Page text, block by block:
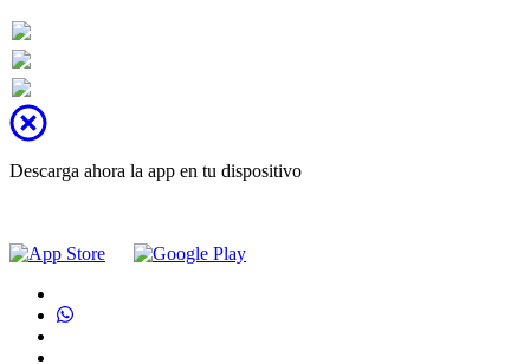
Descarga ahora la app en tu dispositivo